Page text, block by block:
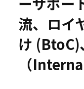
お役立ち情報
流、ロイ
け (BtoC)
（